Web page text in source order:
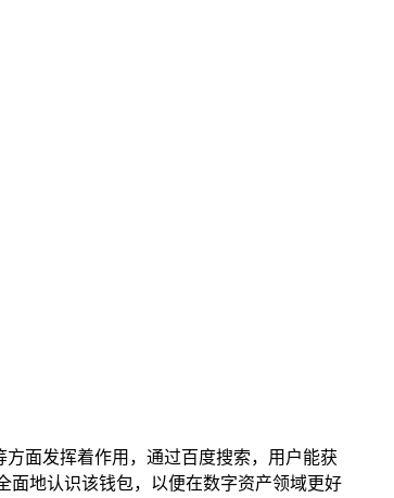
面发挥着作用，通过百度搜索，用户能获
面地认识该钱包，以便在数字资产领域更好